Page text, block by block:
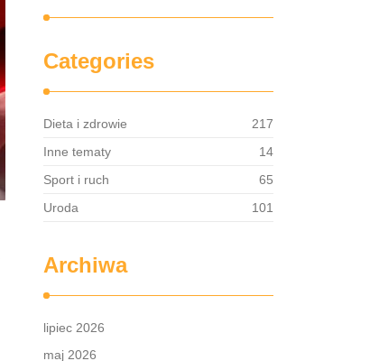
Categories
Dieta i zdrowie
217
Inne tematy
14
Sport i ruch
65
Uroda
101
Archiwa
lipiec 2026
maj 2026